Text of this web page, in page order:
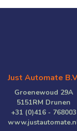
Just Automate
Groenewoud 29A
5151RM Drunen
+31 (0)416 - 768003